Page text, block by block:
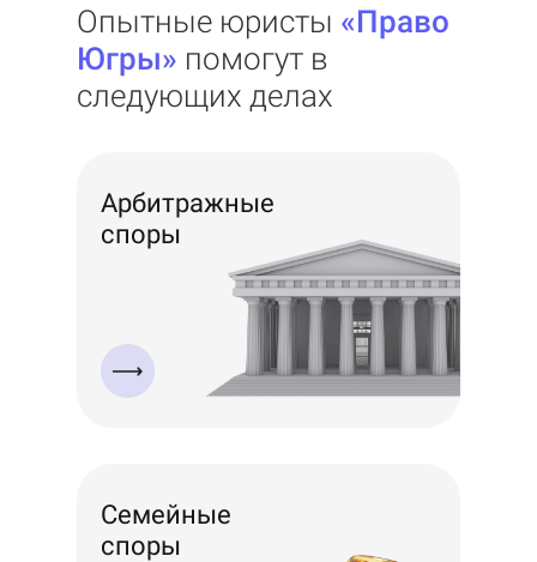
Опытные юристы «Право
Югры» помогут в
следующих делах
Арбитражные
споры
Семейные
споры